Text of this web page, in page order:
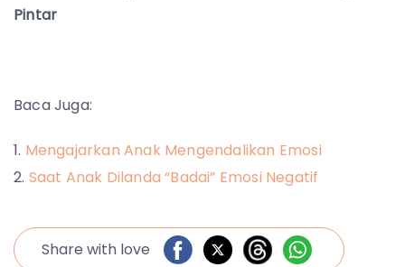
Pintar
Baca Juga:
Mengajarkan Anak Mengendalikan Emosi
Saat Anak Dilanda “Badai” Emosi Negatif
Share with love